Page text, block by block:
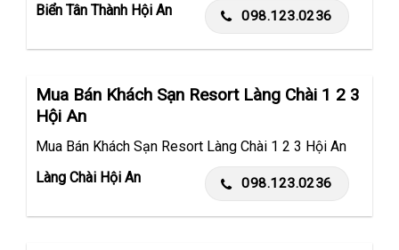
Biển Tân Thành Hội An
098.123.0236
Mua Bán Khách Sạn Resort Làng Chài 1 2 3
Hội An
Mua Bán Khách Sạn Resort Làng Chài 1 2 3 Hội An
Làng Chài Hội An
098.123.0236